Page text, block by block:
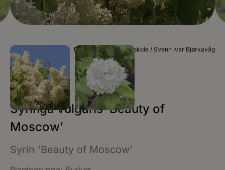
Foto Grimstad Planteskole / Svenn Ivar Bjørkavåg
Syringa vulgaris ‘Beauty of
Moscow’
Syrin 'Beauty of Moscow'